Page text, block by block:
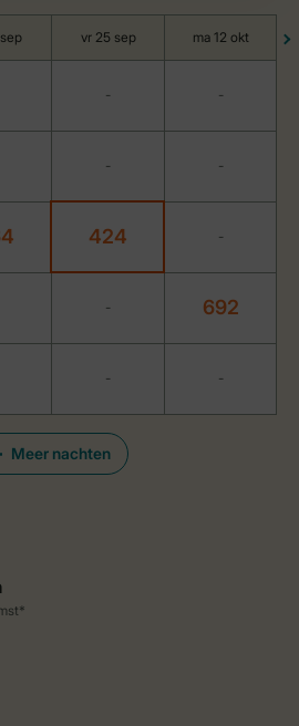
Meer nachten
vr 25 sep ma 12 okt
- -
- -
424 -
- 692
- -